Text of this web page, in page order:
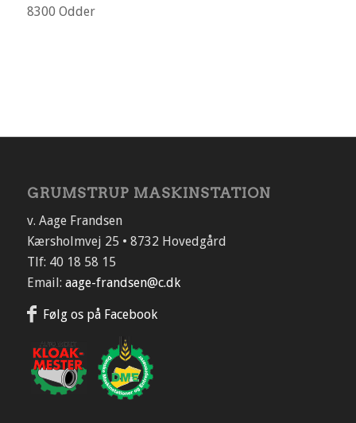
8300 Odder
GRUMSTRUP MASKINSTATION
v. Aage Frandsen
Kærsholmvej 25 • 8732 Hovedgård
Tlf: 40 18 58 15
Email: aage-frandsen@c.dk
Følg os på Facebook